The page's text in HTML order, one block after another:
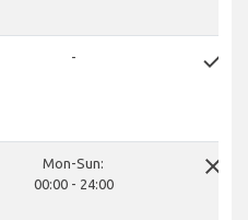
- done
Mon-Sun:
00:00 - 24:00
close